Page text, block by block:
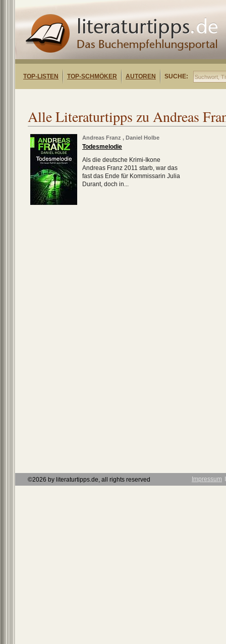
TOP-LISTEN TOP-SCHMÖKER AUTOREN SUCHE:
Alle Literaturtipps zu Andreas
Andreas Franz , Daniel Holbe
Todesmelodie
Als die deutsche Krimi-Ikone
Andreas Franz 2011 starb, war das
fast das Ende für Kommissarin Julia
Durant, doch in...
©2026 by literaturtipps.de, all rights reserved Impressum